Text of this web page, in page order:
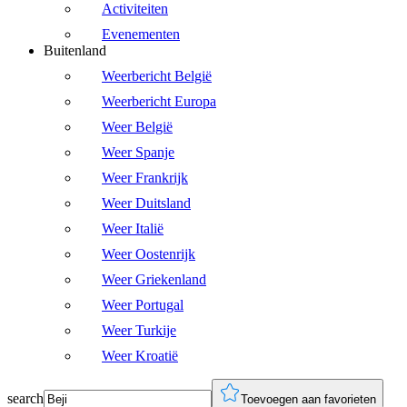
Activiteiten
Evenementen
Buitenland
Weerbericht België
Weerbericht Europa
Weer België
Weer Spanje
Weer Frankrijk
Weer Duitsland
Weer Italië
Weer Oostenrijk
Weer Griekenland
Weer Portugal
Weer Turkije
Weer Kroatië
search Toevoegen aan favorieten